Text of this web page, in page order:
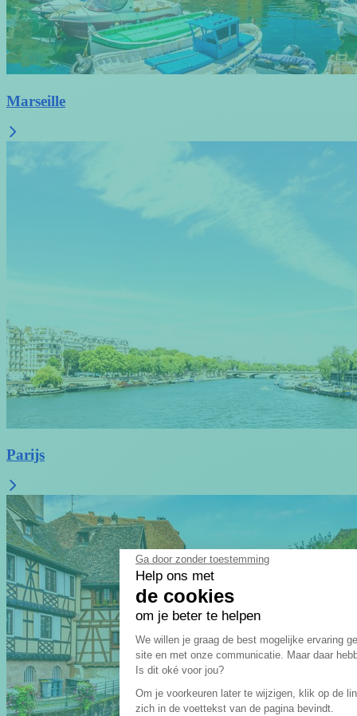
Ga door zonder toestemming
Help ons met
de cookies
om je beter te helpen
We willen je graag de best mogelijke ervaring
site en met onze communicatie. Maar daar
Is dit oké voor jou?
Om je voorkeuren later te wijzigen, klik op de
zich in de voettekst van de pagina bevindt.
Marseille
Parijs